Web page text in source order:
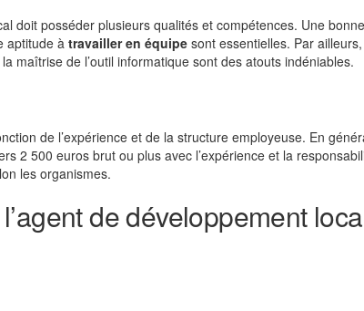
doit posséder plusieurs qualités et compétences. Une bonne
aptitude àtravailler en équipe sont essentielles. Par
maîtrise de l’outil informatique sont des atouts indéniables.
de l’expérience et de la structure employeuse. En
2 500 euros brut ou plus avec l’expérience et la
les organismes.
de développement